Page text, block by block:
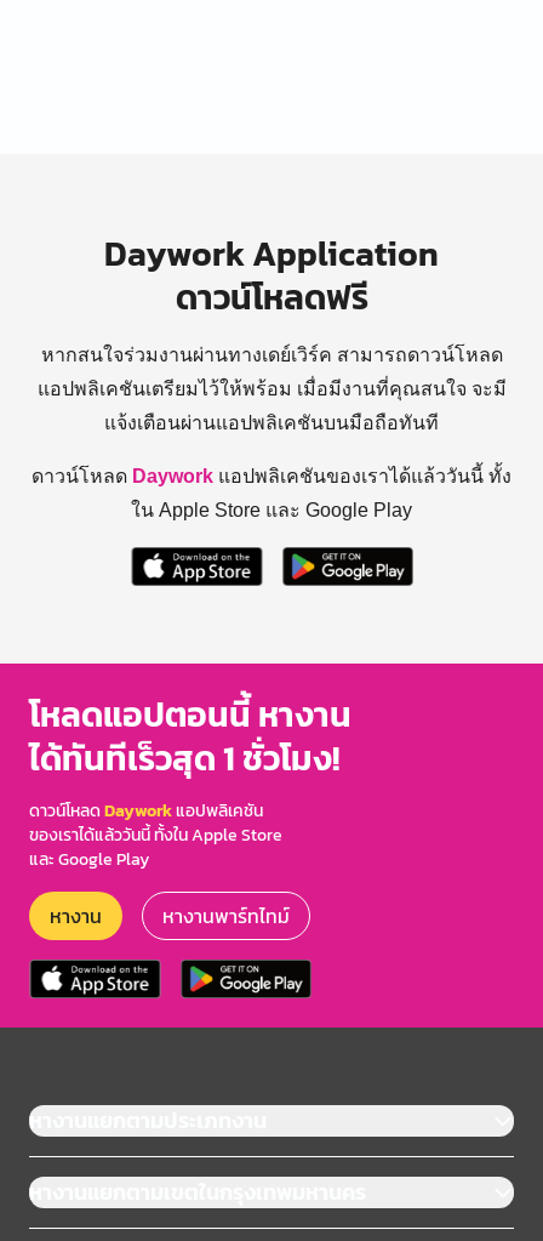
Daywork Application
ดาวน์โหลดฟรี
หากสนใจร่วมงานผ่านทางเดย์เวิร์ค สามารถดาวน์โหลด
แอปพลิเคชันเตรียมไว้ให้พร้อม เมื่อมีงานที่คุณสนใจ จะมี
แจ้งเตือนผ่านแอปพลิเคชันบนมือถือทันที
ดาวน์โหลด Daywork แอปพลิเคชันของเราได้แล้ววันนี้ ทั้ง
ใน Apple Store และ Google Play
โหลดแอปตอนนี้ หางาน
ได้ทันทีเร็วสุด 1 ชั่วโมง!
ดาวน์โหลดDayworkแอปพลิเคชัน
ของเราได้แล้ววันนี้ ทั้งใน Apple Store
และ Google Play
หางาน หางานพาร์ทไทม์
หางานแยกตามประเภทงาน
หางานแยกตามเขตในกรุงเทพมหานคร